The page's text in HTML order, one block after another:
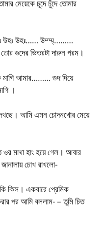
মেয়েকে চূদে চুঁদে তোমার
উহঃ উহঃ…… উম্ম্ম্………
গুদের ভিতরটা দারুন গরম।
আমার……… গুদ দিয়ে
।
আমি এমন চোদনখোর মেয়ে
ওর মাথা হাং হয়ে গেল। আবার
চোখ রাখলো-
কিস। একবারে প্রেমিক
পর আমি বললাম- – তুমি চিত